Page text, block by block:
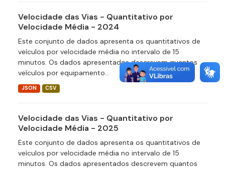
Velocidade das Vias - Quantitativo por
Velocidade Média - 2024
Este conjunto de dados apresenta os quantitativos de
veículos por velocidade média no intervalo de 15
minutos. Os dados apresentados descrevem quantos
veículos por equipamento...
JSON CSV
Velocidade das Vias - Quantitativo por
Velocidade Média - 2025
Este conjunto de dados apresenta os quantitativos de
veículos por velocidade média no intervalo de 15
minutos. Os dados apresentados descrevem quantos